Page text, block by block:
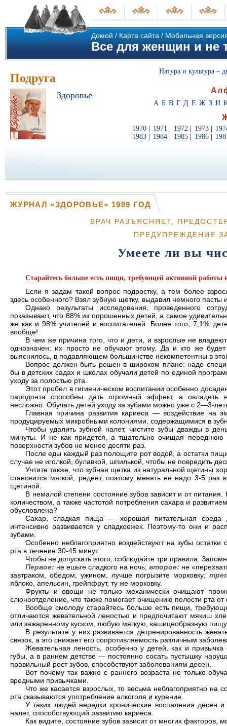
Домой / Карта сайта / Мобильная
Все для женщин и не
Подруга
Здоровье
Натура и культура –
А Б В Г Д Е Ж З И
1970| 1971 1972| 1973|
1983| 1984| 1985| 1986|
ЖУРНАЛ «ЗДОРОВЬЕ» 1989 ГОД
ВРАЧ РАЗЪЯСНЯЕТ,
ПРЕДУПРЕЖДЕНИЕ
Умеете ли вы
Старайтесь больше есть пищи, требующей активной работы
Если я задам такой вопрос подростку, а тем более
здесь особенного? Взял зубную щетку, выдавил немного пасты
Однако результаты исследования, проведенного
показывают, что 88% из опрошенных детей, а самое
же как и 98% учителей и воспитателей. Более того, 7,1%
вообще!
В чем же причина того, что и дети, и взрослые не
однозначен: их просто не обучают этому. Да и кто же будет
выяснилось, в подавляющем большинстве некомпетентны в
Вопрос должен быть решен в широком плане: надо
бы в детских садах и школах обучали детей по единой
уходу за полостью рта.
Этот пробел в гигиеническом воспитании особенно
пародонта способны дать огромный эффект, а овладеть
несложно. Обучать детей уходу за зубами можно уже с 2—3-
Главная причина развития кариеса — воздействие на
продуцируемых микробными колониями, содержащимися в
Чтобы удалить зубной налет, чистите зубы дважды в
минуты. И не как придется, а тщательно очищая
поверхности зубов не менее десяти раз.
После еды каждый раз полощите рот водой, а остатки
случае не иголкой, булавкой, шпилькой, чтобы не повредить
Учтите также, что зубная щетка из натуральной щетины
становится мягкой, редеет, поэтому менять ее надо 3-5 раз
щетиной.
В немалой степени состояние зубов зависит и от
количеством, а также частотой потребления сахара и
обусловлена?
Сахар, сладкая пища — хорошая питательная
интенсивно развивается у сладкоежек. Поэтому-то они и
зубами.
Особенно неблагоприятно воздействуют на зубы
рта в течение 30-45 минут.
Чтобы не допускать этого, соблюдайте три правила.
Первое: не ешьте сладкого на ночь; второе: не
завтраком, обедом, ужином, лучше погрызите морковку;
яблоко, апельсин, грейпфрут, ту же морковку.
Фрукты и овощи не только механически очищают
слюноотделение, что также помогает очищению полости рта от
Вообще смолоду старайтесь больше есть пищи,
отличаются жевательной леностью и предпочитают мякиш
или зажаренному куском, любую мягкую, кашицеобразную
В результате у них развивается детренированность
связок, а это снижает его сопротивляемость различным
Жевательная леность, особенно у детей, как и привычка
губы, а в раннем детстве — постоянно сосать пустышку
правильный рост зубов, способствуют заболеваниям десен.
Вот почему так важно с раннего возраста не только
вредными привычками.
Что же касается взрослых, то весьма неблагоприятно на
рта сказываются употребление алкоголя и курение.
У таких людей нередки хронические воспаления десен
налет, способствующий развитию кариеса.
Как видите, состояние зубов зависит от многих факторов,